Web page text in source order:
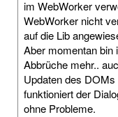
im WebWorker
WebWorker nicht
auf die Lib
Aber momentan bin
Abbrüche mehr..
Updaten des
funktioniert der
ohne Probleme.